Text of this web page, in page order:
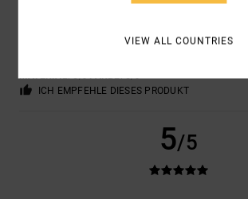
Original anzeigen - Castellano
MATERIAL: 5 FARBE: 5
ICH EMPFEHLE DIESES PRODUKT
5/5
VIEW ALL COUNTRIES